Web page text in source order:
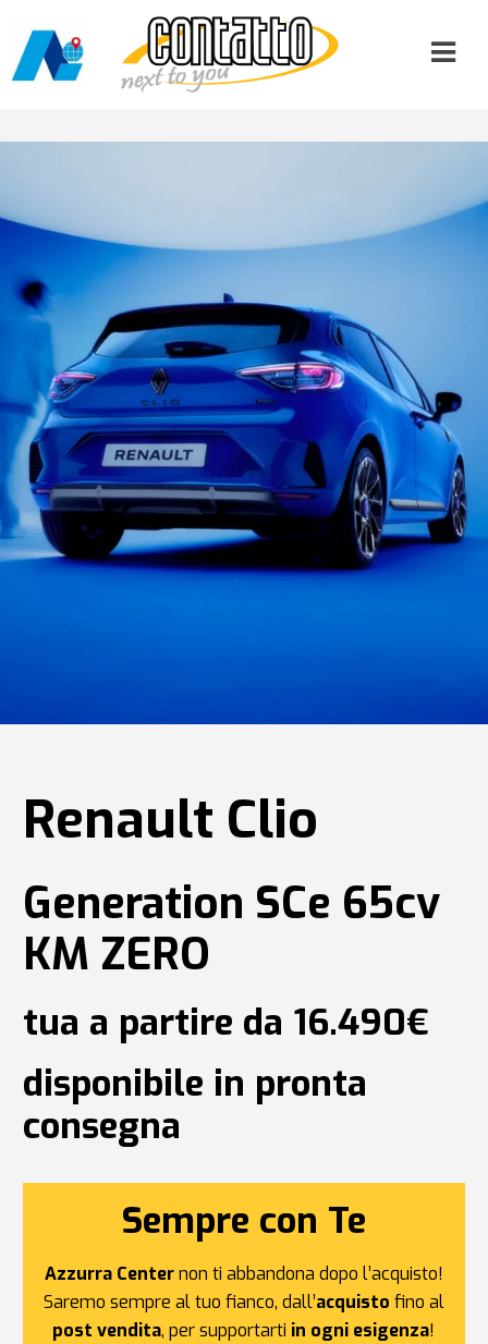
Renault Clio
Generation SCe 65cv
KM ZERO
tua a partire da 16.490€
disponibile in pronta
consegna
Sempre con Te
Azzurra Centernon ti abbandona dopo l’acquisto!
Saremo sempre al tuo fianco, dall’acquisto fino al
post vendita, per supportarti in ogni esigenza!